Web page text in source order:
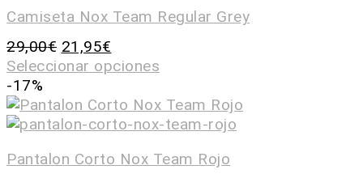
Camiseta Nox Team Regular Grey
29,00€ 21,95€
Seleccionar opciones
-17%
Pantalon Corto Nox Team Rojo